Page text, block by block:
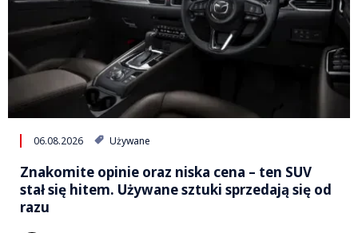
06.08.2026 Używane
Znakomite opinie oraz niska cena – ten SUV
stał się hitem. Używane sztuki sprzedają się od
razu